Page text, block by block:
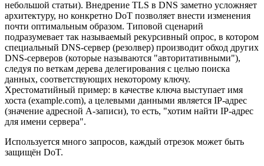
небольшой статьи). Внедрение TLS в DNS заметно усложняет
архитектуру, но конкретно DoT позволяет внести изменения
почти оптимальным образом. Типовой сценарий
подразумевает так называемый рекурсивный опрос, в котором
специальный DNS-сервер (резолвер) производит обход других
DNS-серверов (которые называются "авторитативными"),
следуя по веткам дерева делегирования с целью поиска
данных, соответствующих некоторому ключу.
Хрестоматийный пример: в качестве ключа выступает имя
хоста (example.com), а целевыми данными является IP-адрес
(значение адресной A-записи), то есть, "хотим найти IP-адрес
для имени сервера".
Используется много запросов, каждый отрезок может быть
защищён DoT.